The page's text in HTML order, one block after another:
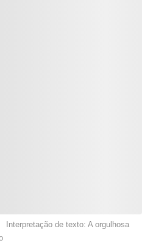
Interpretação de texto: A orgulhosa